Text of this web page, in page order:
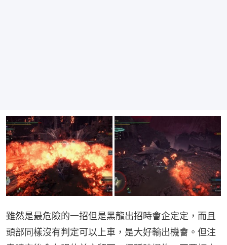
雖然是最危險的一招但是黑龍出招時會企定定，而且
頭部同樣沒有判定可以上車，是大好輸出機會。但注